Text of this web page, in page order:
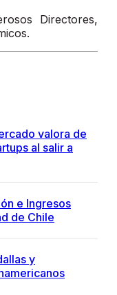
Directores,
valora de
al salir a
e Ingresos
de Chile
y